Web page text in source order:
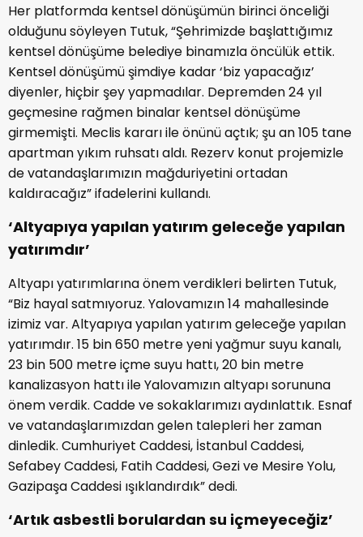
Her platformda kentsel dönüşümün birinci önceliği
olduğunu söyleyen Tutuk, “Şehrimizde başlattığımız
kentsel dönüşüme belediye binamızla öncülük ettik.
Kentsel dönüşümü şimdiye kadar ‘biz yapacağız’
diyenler, hiçbir şey yapmadılar. Depremden 24 yıl
geçmesine rağmen binalar kentsel dönüşüme
girmemişti. Meclis kararı ile önünü açtık; şu an 105 tane
apartman yıkım ruhsatı aldı. Rezerv konut projemizle
de vatandaşlarımızın mağduriyetini ortadan
kaldıracağız” ifadelerini kullandı.
‘Altyapıya yapılan yatırım geleceğe yapılan
yatırımdır’
Altyapı yatırımlarına önem verdikleri belirten Tutuk,
“Biz hayal satmıyoruz. Yalovamızın 14 mahallesinde
izimiz var. Altyapıya yapılan yatırım geleceğe yapılan
yatırımdır. 15 bin 650 metre yeni yağmur suyu kanalı,
23 bin 500 metre içme suyu hattı, 20 bin metre
kanalizasyon hattı ile Yalovamızın altyapı sorununa
önem verdik. Cadde ve sokaklarımızı aydınlattık. Esnaf
ve vatandaşlarımızdan gelen talepleri her zaman
dinledik. Cumhuriyet Caddesi, İstanbul Caddesi,
Sefabey Caddesi, Fatih Caddesi, Gezi ve Mesire Yolu,
Gazipaşa Caddesi ışıklandırdık” dedi.
‘Artık asbestli borulardan su içmeyeceğiz’